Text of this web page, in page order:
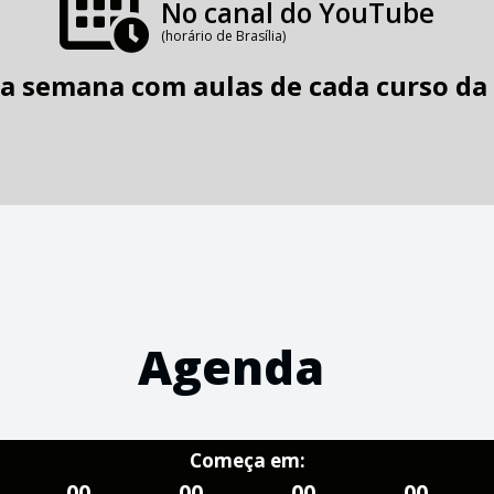
No canal do YouTube
(horário de Brasília)
semana com aulas de cada curso da
Agenda
Começa em: